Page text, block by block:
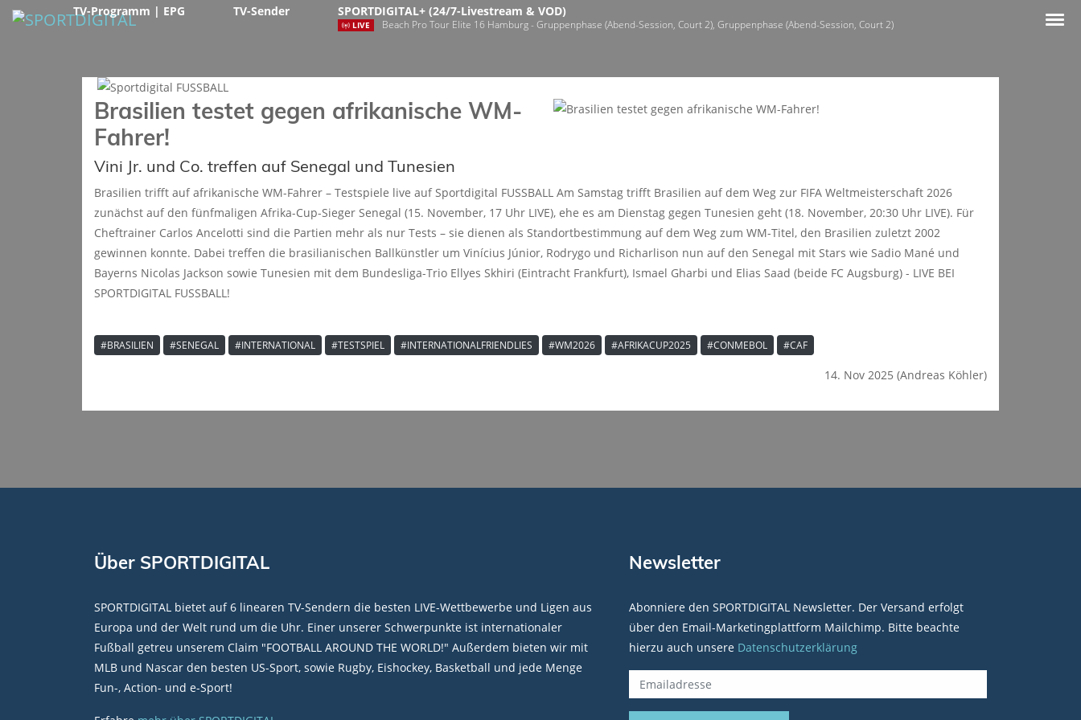
TV-Programm | EPG TV-Sender SPORTDIGITAL+ (24/7-Livestream & VOD)
LIVE Beach Pro Tour Elite 16 Hamburg - Gruppenphase (Abend-Session, Court 2), Gruppenphase (Abend-Session, Court 2)
Brasilien testet gegen afrikanische WM-
Fahrer!
Vini Jr. und Co. treffen auf Senegal und Tunesien
Brasilien trifft auf afrikanische WM-Fahrer – Testspiele live auf Sportdigital FUSSBALL Am Samstag trifft Brasilien auf dem Weg zur FIFA Weltmeisterschaft 2026
zunächst auf den fünfmaligen Afrika-Cup-Sieger Senegal (15. November, 17 Uhr LIVE), ehe es am Dienstag gegen Tunesien geht (18. November, 20:30 Uhr LIVE). Für
Cheftrainer Carlos Ancelotti sind die Partien mehr als nur Tests – sie dienen als Standortbestimmung auf dem Weg zum WM-Titel, den Brasilien zuletzt 2002
gewinnen konnte. Dabei treffen die brasilianischen Ballkünstler um Vinícius Júnior, Rodrygo und Richarlison nun auf den Senegal mit Stars wie Sadio Mané und
Bayerns Nicolas Jackson sowie Tunesien mit dem Bundesliga-Trio Ellyes Skhiri (Eintracht Frankfurt), Ismael Gharbi und Elias Saad (beide FC Augsburg) - LIVE BEI
SPORTDIGITAL FUSSBALL!
#BRASILIEN #SENEGAL #INTERNATIONAL #TESTSPIEL #INTERNATIONALFRIENDLIES #WM2026 #AFRIKACUP2025 #CONMEBOL #CAF
14. Nov 2025 (Andreas Köhler)
Über SPORTDIGITAL
SPORTDIGITAL bietet auf 6 linearen TV-Sendern die besten LIVE-Wettbewerbe und Ligen aus
Europa und der Welt rund um die Uhr. Einer unserer Schwerpunkte ist internationaler
Fußball getreu unserem Claim "FOOTBALL AROUND THE WORLD!" Außerdem bieten wir mit
MLB und Nascar den besten US-Sport, sowie Rugby, Eishockey, Basketball und jede Menge
Fun-, Action- und e-Sport!
Newsletter
Abonniere den SPORTDIGITAL Newsletter. Der Versand erfolgt
über den Email-Marketingplattform Mailchimp. Bitte beachte
hierzu auch unsere Datenschutzerklärung